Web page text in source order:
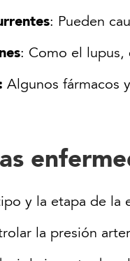
: Pueden
: Como el lupus,
Algunos fármacos
y la etapa de la
la presión